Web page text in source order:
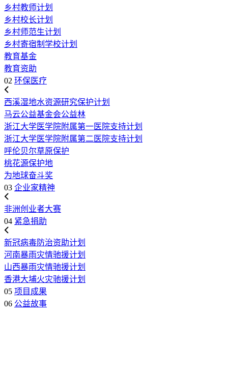
乡村教师计划
乡村校长计划
乡村师范生计划
乡村寄宿制学校计划
教育基金
教育资助
02 环保医疗
西溪湿地水资源研究保护计划
马云公益基金会公益林
浙江大学医学院附属第一医院支持计划
浙江大学医学院附属第二医院支持计划
呼伦贝尔草原保护
桃花源保护地
为地球奋斗奖
03 企业家精神
非洲创业者大赛
04 紧急捐助
新冠病毒防治资助计划
河南暴雨灾情驰援计划
山西暴雨灾情驰援计划
香港大埔火灾驰援计划
05 项目成果
06 公益故事